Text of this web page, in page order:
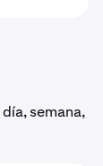
semana,